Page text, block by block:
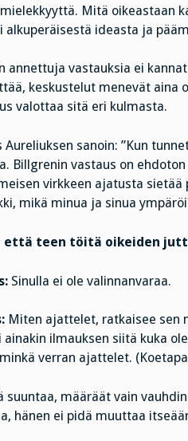
Mitä oikeastaan
alkuperäisestä ideasta ja
annettuja vastauksia ei
keskustelut menevät aina
valottaa sitä eri kulmasta.
Aureliuksen sanoin: ”Kun
Billgrenin vastaus on
virkkeen ajatusta
mikä minua ja sinua
että teen töitä oikeiden
Sinulla ei ole valinnanvaraa.
Miten ajattelet, ratkaisee sen
ainakin ilmauksen siitä kuka
verran ajattelet.
suuntaa, määräät vain
hänen ei pidä muuttaa